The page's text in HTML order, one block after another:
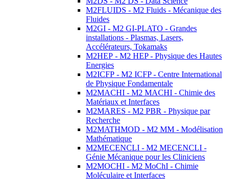
M2FLUIDS - M2 Fluids - Mécanique des
Fluides
M2GI - M2 GI-PLATO - Grandes
installations - Plasmas, Lasers,
Accélérateurs, Tokamaks
M2HEP - M2 HEP - Physique des Hautes
Energies
M2ICFP - M2 ICFP - Centre International
de Physique Fondamentale
M2MACHI - M2 MACHI - Chimie des
Matériaux et Interfaces
M2MARES - M2 PBR - Physique par
Recherche
M2MATHMOD - M2 MM - Modélisation
Mathématique
M2MECENCLI - M2 MECENCLI -
Génie Mécanique pour les Cliniciens
M2MOCHI - M2 MoChI - Chimie
Moléculaire et Interfaces